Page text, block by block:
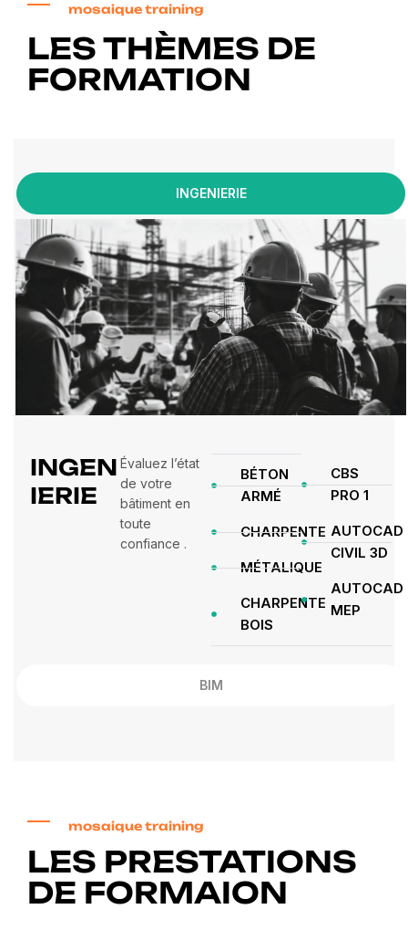
mosaique training
LES THÈMES DE
FORMATION
INGENIERIE
BIM
INGEN
IERIE
Évaluez l’état
de votre
bâtiment en
toute
confiance .
BÉTON
ARMÉ
CHARPENTE
MÉTALIQUE
CHARPENTE
BOIS
CBS
PRO 1
AUTOCAD
CIVIL 3D
AUTOCAD
MEP
mosaique training
LES PRESTATIONS
DE FORMAION